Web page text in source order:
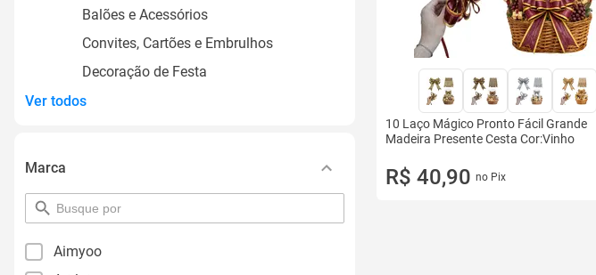
Balões e Acessórios
Convites, Cartões e Embrulhos
Decoração de Festa
Ver todos
Marca
pesquisar
por
Aimyoo
10 Laço Mágico Pronto Fácil Grande
Madeira Presente Cesta Cor:Vinho
R$ 40,90 no Pix